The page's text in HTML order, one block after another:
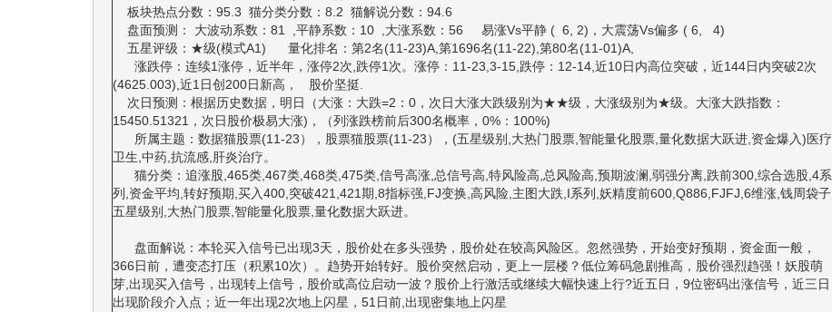
板块热点分数：95.3 猫分类分数：8.2 猫解说分数：94.6
盘面预测： 大波动系数：81 ,平静系数：10 ,大涨系数：56 易涨Vs平静 ( 6, 2)，大震荡Vs偏多 ( 6, 4)
五星评级：★级(模式A1) 量化排名：第2名(11-23)A,第1696名(11-22),第80名(11-01)A,
涨跌停：连续1涨停，近半年，涨停2次,跌停1次。涨停：11-23,3-15,跌停：12-14,近10日内高位突破，近144日内突破2次
(4625.003),近1日创200日新高， 股价坚挺.
次日预测：根据历史数据，明日（大涨：大跌=2：0，次日大涨大跌级别为★★级，大涨级别为★级。大涨大跌指数：
15450.51321，次日股价极易大涨)，（列涨跌榜前后300名概率，0%：100%)
所属主题：数据猫股票(11-23），股票猫股票(11-23），(五星级别,大热门股票,智能量化股票,量化数据大跃进,资金爆入)医疗
卫生,中药,抗流感,肝炎治疗。
猫分类：追涨股,465类,467类,468类,475类,信号高涨,总信号高,特风险高,总风险高,预期波澜,弱强分离,跌前300,综合选股,4系
列,资金平均,转好预期,买入400,突破421,421期,8指标强,FJ变换,高风险,主图大跌,I系列,妖精度前600,Q886,FJFJ,6维涨,钱周袋子,
五星级别,大热门股票,智能量化股票,量化数据大跃进。
盘面解说：本轮买入信号已出现3天，股价处在多头强势，股价处在较高风险区。忽然强势，开始变好预期，资金面一般，
366日前，遭变态打压（积累10次）。趋势开始转好。股价突然启动，更上一层楼？低位筹码急剧推高，股价强烈趋强！妖股萌
芽,出现买入信号，出现转上信号，股价或高位启动一波？股价上行激活或继续大幅快速上行?近五日，9位密码出涨信号，近三日
出现阶段介入点；近一年出现2次地上闪星，51日前,出现密集地上闪星